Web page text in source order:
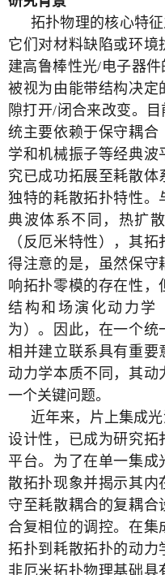
拓扑物理的核心特征
它们对材料缺陷或环境
建高鲁棒性光/电子器
被视为由能带结构决定
隙打开/闭合来改变。
统主要依赖于保守耦合
学和机械振子等经典
究已成功拓展至耗散体
独特的耗散拓扑特性
典波体系不同，热扩
（反厄米特性），其
得注意的是，虽然保守
响拓扑零模的存在性
结构和场演化动力学
为）。因此，在一个统
相并建立联系具有重要
动力学本质不同，其动
一个关键问题。
近年来，片上集成
设计性，已成为研究拓
平台。为了在单一集
散拓扑现象并揭示其内
守至耗散耦合的复耦
合复相位的调控。在集
拓扑到耗散拓扑的动力
非厄米拓扑物理基础具